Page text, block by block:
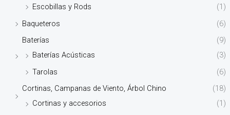
Escobillas y Rods
(1)
Baqueteros
(6)
Baterías
(9)
Baterías Acústicas
(3)
Tarolas
(6)
Cortinas, Campanas de Viento, Árbol Chino
(18)
Cortinas y accesorios
(1)